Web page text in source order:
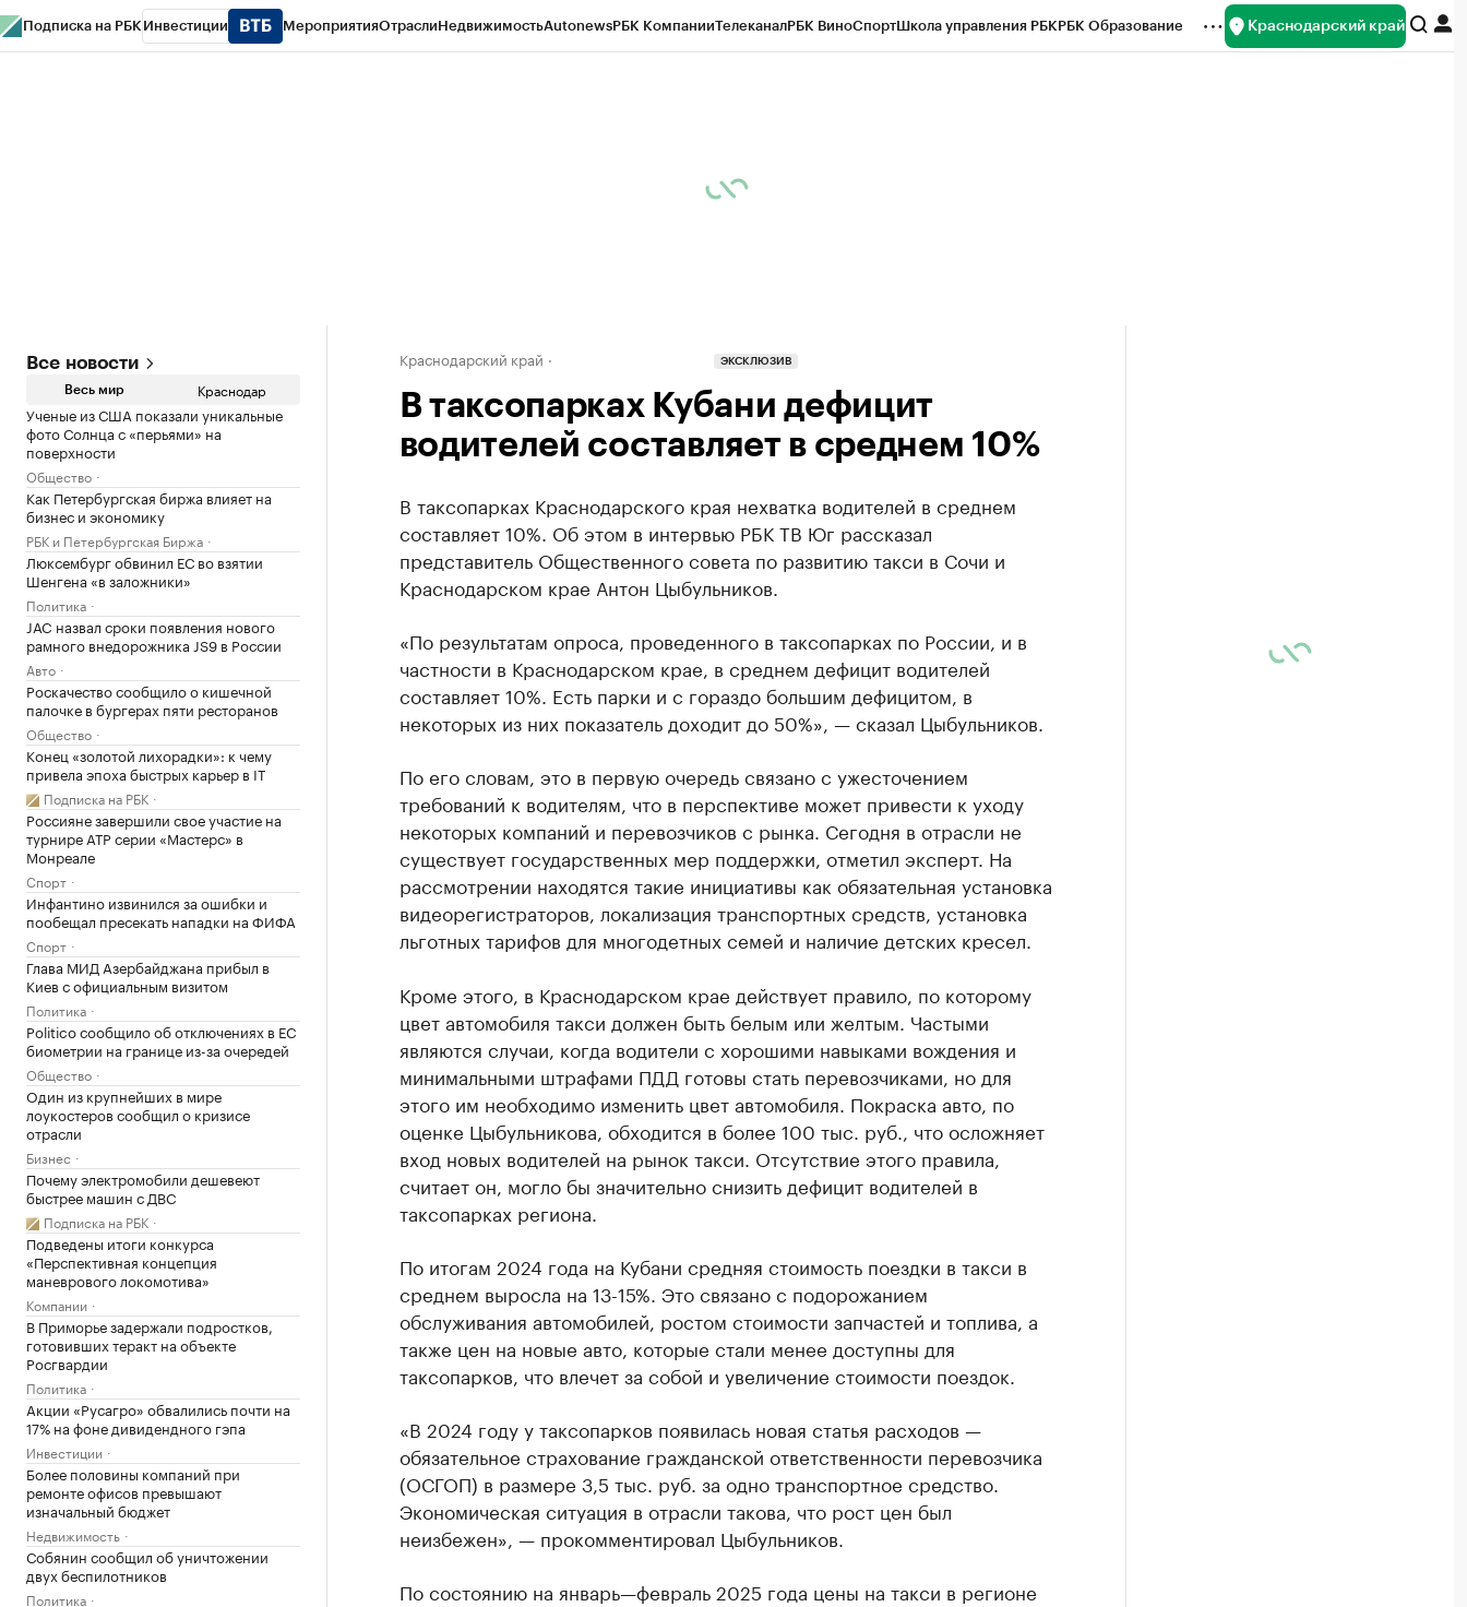
Подписка на РБК Инвестиции МероприятияОтраслиНедвижимостьAutonewsРБК КомпанииТелеканалРБК ВиноСпортШкола управления РБКРБК Образование Краснодарский край
Все новости
Весь мир Краснодар
Ученые из США показали уникальные
фото Солнца с «перьями» на
поверхности
Общество
Как Петербургская биржа влияет на
бизнес и экономику
РБК и Петербургская Биржа
Люксембург обвинил ЕС во взятии
Шенгена «в заложники»
Политика
JAC назвал сроки появления нового
рамного внедорожника JS9 в России
Авто
Роскачество сообщило о кишечной
палочке в бургерах пяти ресторанов
Общество
Конец «золотой лихорадки»: к чему
привела эпоха быстрых карьер в IT
Подписка на РБК
Россияне завершили свое участие на
турнире ATP серии «Мастерс» в
Монреале
Спорт
Инфантино извинился за ошибки и
пообещал пресекать нападки на ФИФА
Спорт
Глава МИД Азербайджана прибыл в
Киев с официальным визитом
Политика
Politico сообщило об отключениях в ЕС
биометрии на границе из-за очередей
Общество
Один из крупнейших в мире
лоукостеров сообщил о кризисе
отрасли
Бизнес
Почему электромобили дешевеют
быстрее машин с ДВС
Подписка на РБК
Подведены итоги конкурса
«Перспективная концепция
маневрового локомотива»
Компании
В Приморье задержали подростков,
готовивших теракт на объекте
Росгвардии
Политика
Акции «Русагро» обвалились почти на
17% на фоне дивидендного гэпа
Инвестиции
Более половины компаний при
ремонте офисов превышают
изначальный бюджет
Недвижимость
Собянин сообщил об уничтожении
двух беспилотников
Политика
Краснодарский край ЭКСКЛЮЗИВ
В таксопарках Кубани дефицит
водителей составляет в среднем 10%
В таксопарках Краснодарского края нехватка водителей в среднем
составляет 10%. Об этом в интервью РБК ТВ Юг рассказал
представитель Общественного совета по развитию такси в Сочи и
Краснодарском крае Антон Цыбульников.
«По результатам опроса, проведенного в таксопарках по России, и в
частности в Краснодарском крае, в среднем дефицит водителей
составляет 10%. Есть парки и с гораздо большим дефицитом, в
некоторых из них показатель доходит до 50%», — сказал Цыбульников.
По его словам, это в первую очередь связано с ужесточением
требований к водителям, что в перспективе может привести к уходу
некоторых компаний и перевозчиков с рынка. Сегодня в отрасли не
существует государственных мер поддержки, отметил эксперт. На
рассмотрении находятся такие инициативы как обязательная установка
видеорегистраторов, локализация транспортных средств, установка
льготных тарифов для многодетных семей и наличие детских кресел.
Кроме этого, в Краснодарском крае действует правило, по которому
цвет автомобиля такси должен быть белым или желтым. Частыми
являются случаи, когда водители с хорошими навыками вождения и
минимальными штрафами ПДД готовы стать перевозчиками, но для
этого им необходимо изменить цвет автомобиля. Покраска авто, по
оценке Цыбульникова, обходится в более 100 тыс. руб., что осложняет
вход новых водителей на рынок такси. Отсутствие этого правила,
считает он, могло бы значительно снизить дефицит водителей в
таксопарках региона.
По итогам 2024 года на Кубани средняя стоимость поездки в такси в
среднем выросла на 13-15%. Это связано с подорожанием
обслуживания автомобилей, ростом стоимости запчастей и топлива, а
также цен на новые авто, которые стали менее доступны для
таксопарков, что влечет за собой и увеличение стоимости поездок.
«В 2024 году у таксопарков появилась новая статья расходов —
обязательное страхование гражданской ответственности перевозчика
(ОСГОП) в размере 3,5 тыс. руб. за одно транспортное средство.
Экономическая ситуация в отрасли такова, что рост цен был
неизбежен», — прокомментировал Цыбульников.
По состоянию на январь—февраль 2025 года цены на такси в регионе